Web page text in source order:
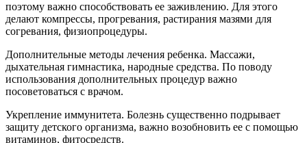
поэтому важно способствовать ее заживлению. Для этого
делают компрессы, прогревания, растирания мазями для
согревания, физиопроцедуры.
Дополнительные методы лечения ребенка. Массажи,
дыхательная гимнастика, народные средства. По поводу
использования дополнительных процедур важно
посоветоваться с врачом.
Укрепление иммунитета. Болезнь существенно подрывает
защиту детского организма, важно возобновить ее с помощью
витаминов, фитосредств.